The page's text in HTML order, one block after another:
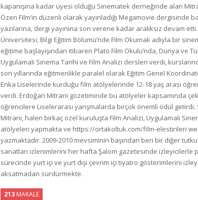
kapanışına kadar üyesi olduğu Sinematek derneğinde alan
Özen Film’in düzenli olarak yayınladığı Megamovie dergisinde
yazılarına, dergi yayınına son verene kadar aralıksız devam
Üniversitesi, Bilgi Eğitim Bölümü’nde Film Okumak adıyla bir
eğitime başlayışından itibaren Plato Film Okulu’nda, Dünya ve
Uygulamalı Sinema Tarihi ve Film Analizi dersleri verdi,
son yıllarında eğitmenlikle paralel olarak Eğitim Genel
Enka Liselerinde kurduğu film atölyelerinde 12-18 yaş arası
verdi. Erdoğan Mitrani gözetiminde bu atölyeler kapsamında
öğrencilere Liselerarası yarışmalarda birçok önemli ödül getirdi.
Mitrani, halen birkaç özel kuruluşta Film Analizi, Uygulamalı
atölyeleri yapmakta ve https://ortakoltuk.com/film-elestirileri
yazmaktadır. 2009-2010 mevsiminin başından beri bir diğer
sanatları izlenimlerini her hafta Şalom gazetesinde izleyicilerle
sürecinde yurt içi ve yurt dışı çevrim içi tiyatro gösterimlerini
aksatmadan sürdürmekte.
213 MAKALE